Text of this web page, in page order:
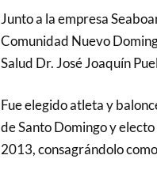
Junto a la empresa
Comunidad Nuevo
Salud Dr. José Joaquín
Fue elegido atleta y
de Santo Domingo y
2013, consagrándolo